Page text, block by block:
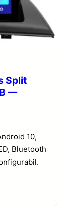
Split
—
10,
Bluetooth